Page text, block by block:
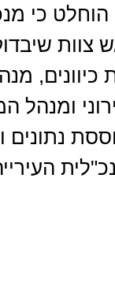
הוחלט כי
צוות
כיוונים,
ומנהל
נתונים